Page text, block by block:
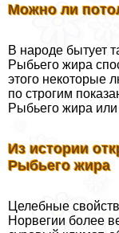
Можно ли
В народе бытует
Рыбьего жира
этого некоторые
по строгим
Рыбьего жира
Из истории
Рыбьего жира
Целебные
Норвегии более